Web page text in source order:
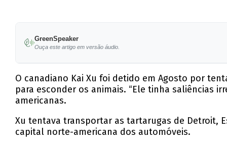
GreenSpeaker
Ouça este artigo em versão áudio.
O canadiano Kai Xu foi detido em Agosto por
para esconder os animais. “Ele tinha saliências
americanas.
Xu tentava transportar as tartarugas de Detroit,
capital norte-americana dos automóveis.